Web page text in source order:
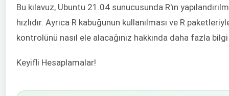
Bu kılavuz, Ubuntu 21.04 sunucusunda R'ın
hızlıdır. Ayrıca R kabuğunun kullanılması ve R
kontrolünü nasıl ele alacağınız hakkında daha fazla
Keyifli Hesaplamalar!